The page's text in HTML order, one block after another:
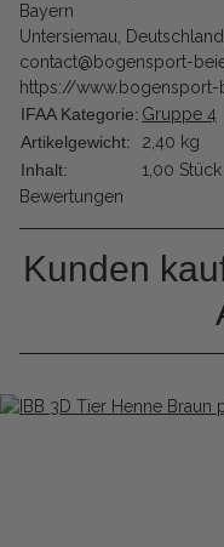
Bayern
Untersiemau,
contact@bogensport-
https://www.bogensport-
IFAA Kategorie: Gruppe 4
Artikelgewicht:
2,40 kg
Inhalt:
1,00 Stück
Bewertungen
Kunden